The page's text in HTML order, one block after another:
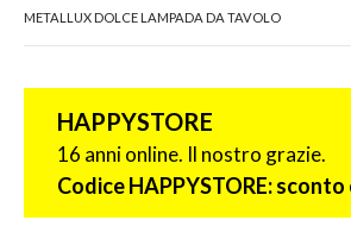
METALLUX DOLCE LAMPADA DA TAVOLO
HAPPYSTORE
16 anni online. Il nostro grazie.
Codice HAPPYSTORE: